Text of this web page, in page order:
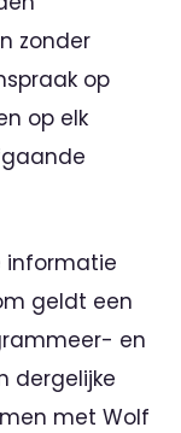
zonder
op
op elk
informatie
geldt een
en
dergelijke
met Wolf